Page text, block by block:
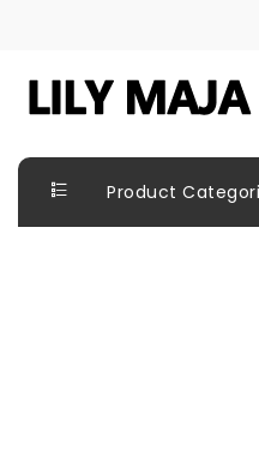
Product